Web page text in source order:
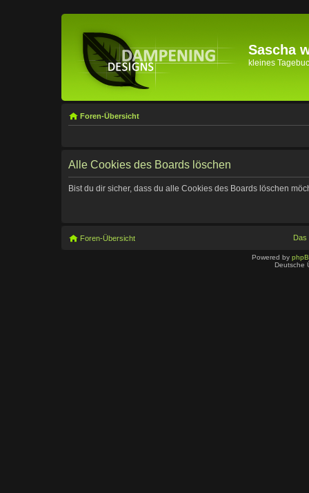
Sascha
kleines
Foren-Übersicht
Alle Cookies des Boards löschen
Bist du dir sicher, dass du alle Cookies des Boards löschen
Foren-Übersicht Das
Powered by
Deutsche